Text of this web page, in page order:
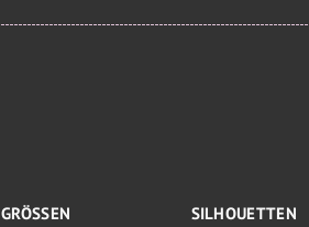
GRÖSSEN SILHOUETTEN